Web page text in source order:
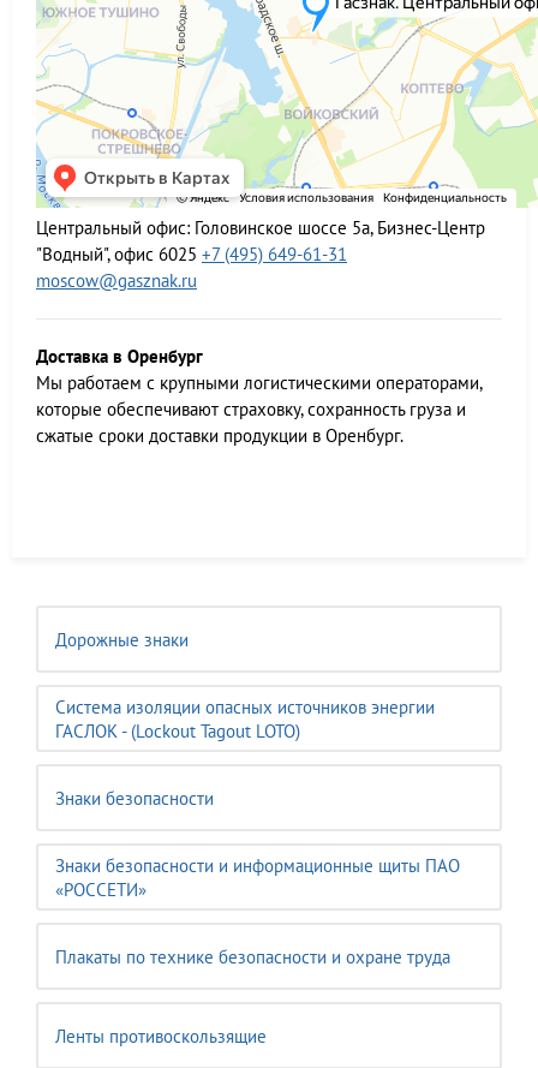
Дорожные знаки
Система изоляции опасных источников энергии
ГАСЛОК - (Lockout Tagout LOTO)
Знаки безопасности
Знаки безопасности и информационные щиты ПАО
«РОССЕТИ»
Плакаты по технике безопасности и охране труда
Ленты противоскользящие
Центральный офис: Головинское шоссе 5а, Бизнес-Центр
"Водный", офис 6025 +7 (495) 649-61-31
moscow@gasznak.ru
Доставка в Оренбург
Мы работаем c крупными логистическими операторами,
которые обеспечивают страховку, сохранность груза и
сжатые сроки доставки продукции в Оренбург.